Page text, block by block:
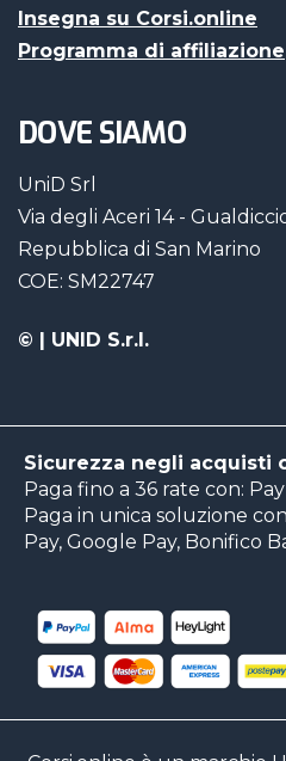
Insegna su Corsi.online
Programma di affiliazione
DOVE SIAMO
UniD Srl
Via degli Aceri 14 -
Repubblica di San Marino
COE: SM22747
© | UNID S.r.l.
Sicurezza negli acquisti
Paga fino a 36 rate con:
Paga in unica soluzione
Pay, Google Pay, Bonifico